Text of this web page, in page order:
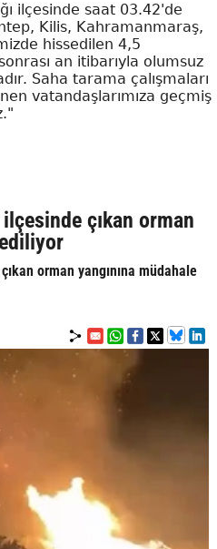
ilçesinde saat 03.42'de
Kilis, Kahramanmaraş,
hissedilen 4,5
an itibarıyla olumsuz
Saha tarama çalışmaları
vatandaşlarımıza geçmiş
çıkan orman
orman yangınına müdahale